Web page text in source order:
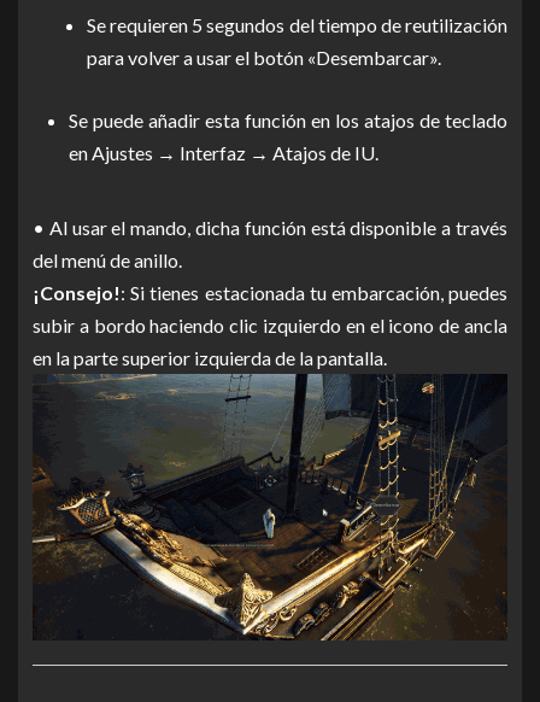
Se requieren 5 segundos del tiempo de reutilización
para volver a usar el botón «Desembarcar».
Se puede añadir esta función en los atajos de teclado
en Ajustes → Interfaz → Atajos de IU.
• Al usar el mando, dicha función está disponible a través
del menú de anillo.
¡Consejo!: Si tienes estacionada tu embarcación, puedes
subir a bordo haciendo clic izquierdo en el icono de ancla
en la parte superior izquierda de la pantalla.